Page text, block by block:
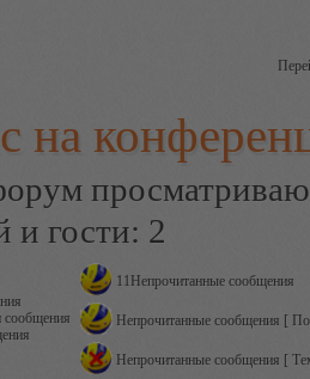
на
и гости: 2
сообщения
11Непрочитанные сообщения
Непрочитанные сообщения [
Непрочитанные сообщения [